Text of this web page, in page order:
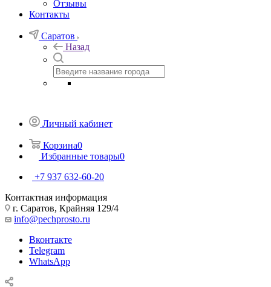
Отзывы
Контакты
Саратов
Назад
Личный кабинет
Корзина0
Избранные товары0
+7 937 632-60-20
Контактная информация
г. Саратов, Крайняя 129/4
info@pechprosto.ru
Вконтакте
Telegram
WhatsApp